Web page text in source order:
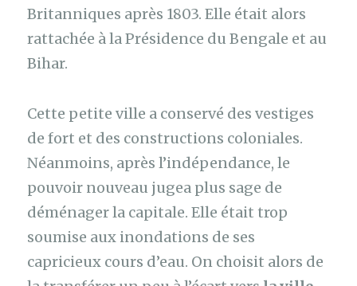
Britanniques après 1803. Elle était alors
rattachée à la Présidence du Bengale et au
Bihar.
Cette petite ville a conservé des vestiges
de fort et des constructions coloniales.
Néanmoins, après l’indépendance, le
pouvoir nouveau jugea plus sage de
déménager la capitale. Elle était trop
soumise aux inondations de ses
capricieux cours d’eau. On choisit alors de